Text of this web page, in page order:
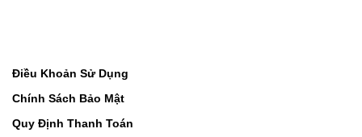
Điều Khoản Sử Dụng
Chính Sách Bảo Mật
Quy Định Thanh Toán